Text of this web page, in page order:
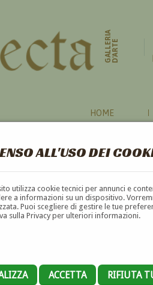
ALL'USO DEI
utilizza cookie tecnici per annunci e
a informazioni su un dispositivo.
Puoi scegliere di gestire le tue
sulla Privacy per ulteriori informazioni.
ACCETTA RIFIUTA
GALLERIAD'ARTE
HOME